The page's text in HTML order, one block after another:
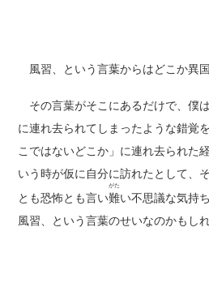
風習、という言葉からはどこか異
その言葉がそこにあるだけで、僕
に連れ去られてしまったような錯覚
こではないどこか」に連れ去られた
いう時が仮に自分に訪れたとして、
とも恐怖とも言い難
がた
い不思議な気持
風習、という言葉のせいなのかもし